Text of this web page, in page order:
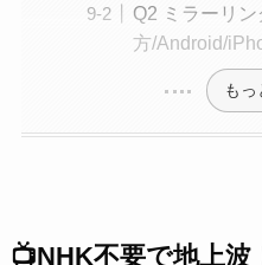
Q2 ミラーリ
方/Android/
もっ
📺NHK不要で地上